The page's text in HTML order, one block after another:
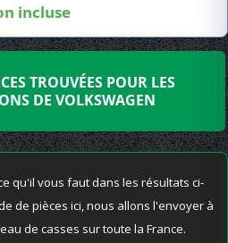
incluse
TROUVÉES POUR LES
DE VOLKSWAGEN
qu'il vous faut dans les résultats ci-
de pièces ici, nous allons l'envoyer à
de casses sur toute la France.